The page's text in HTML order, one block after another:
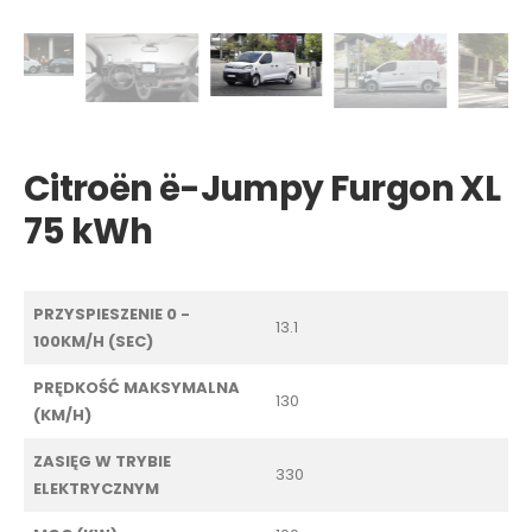
Citroën ë-Jumpy Furgon XL
75 kWh
PRZYSPIESZENIE 0 -
100KM/H (SEC)
13.1
PRĘDKOŚĆ MAKSYMALNA
(KM/H)
130
ZASIĘG W TRYBIE
ELEKTRYCZNYM
330